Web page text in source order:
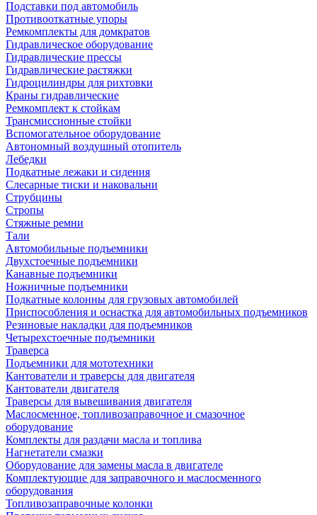
Подставки под автомобиль
Противооткатные упоры
Ремкомплекты для домкратов
Гидравлическое оборудование
Гидравлические прессы
Гидравлические растяжки
Гидроцилиндры для рихтовки
Краны гидравлические
Ремкомплект к стойкам
Трансмиссионные стойки
Вспомогательное оборудование
Автономный воздушный отопитель
Лебедки
Подкатные лежаки и сидения
Слесарные тиски и наковальни
Струбцины
Стропы
Стяжные ремни
Тали
Автомобильные подъемники
Двухстоечные подъемники
Канавные подъемники
Ножничные подъемники
Подкатные колонны для грузовых автомобилей
Приспособления и оснастка для автомобильных подъемников
Резиновые накладки для подъемников
Четырехстоечные подъемники
Траверса
Подъемники для мототехники
Кантователи и траверсы для двигателя
Кантователи двигателя
Траверсы для вывешивания двигателя
Маслосменное, топливозаправочное и смазочное
оборудование
Комплекты для раздачи масла и топлива
Нагнетатели смазки
Оборудование для замены масла в двигателе
Комплектующие для заправочного и маслосменного
оборудования
Топливозаправочные колонки